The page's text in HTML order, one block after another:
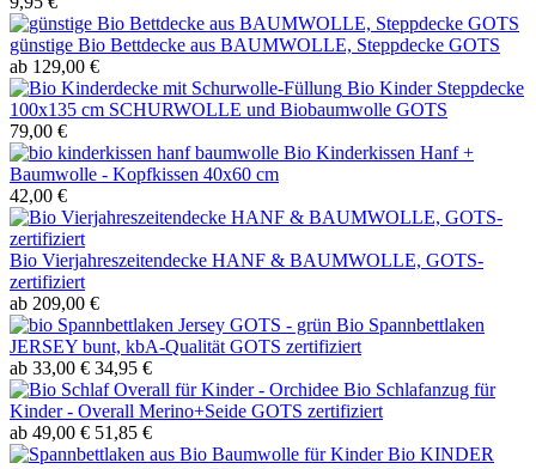
günstige Bio Bettdecke aus BAUMWOLLE, Steppdecke GOTS
ab 129,00 €
Bio Kinder Steppdecke
100x135 cm SCHURWOLLE und Biobaumwolle GOTS
79,00 €
Bio Kinderkissen Hanf +
Baumwolle - Kopfkissen 40x60 cm
42,00 €
Bio Vierjahreszeitendecke HANF & BAUMWOLLE, GOTS-
zertifiziert
ab 209,00 €
Bio Spannbettlaken
JERSEY bunt, kbA-Qualität GOTS zertifiziert
ab 33,00 € 34,95 €
Bio Schlafanzug für
Kinder - Overall Merino+Seide GOTS zertifiziert
ab 49,00 € 51,85 €
Bio KINDER